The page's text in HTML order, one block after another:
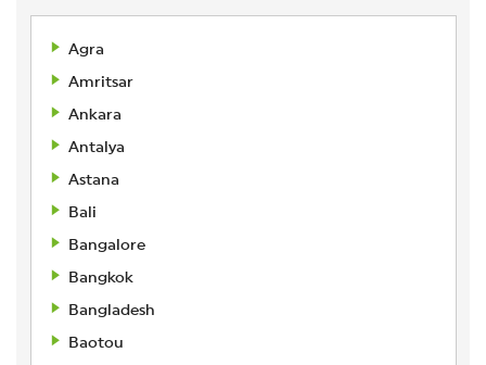
Agra
Amritsar
Ankara
Antalya
Astana
Bali
Bangalore
Bangkok
Bangladesh
Baotou